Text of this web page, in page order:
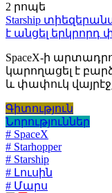
2 րոպե
Starship
է անցել երկրորդ
SpaceX-ի
կարողացել է
և փափուկ
Գիտություն
Նորություններ
# SpaceX
# Starhopper
# Starship
# Լուսին
# Մարս